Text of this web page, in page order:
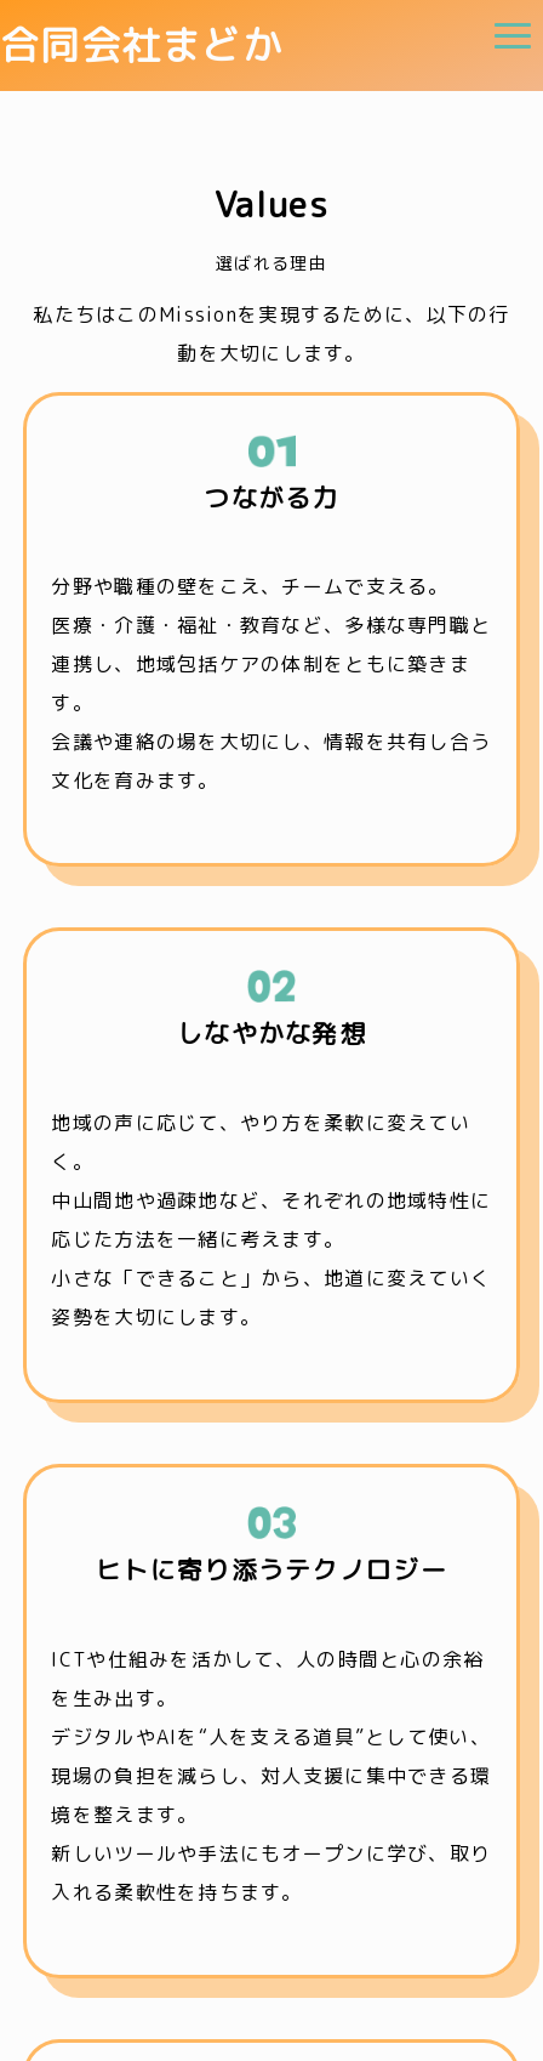
合同会社まどか
Values
選ばれる理由
私たちはこのMissionを実現するために、以下の行
動を大切にします。
つながる力
分野や職種の壁をこえ、チームで支える。
医療・介護・福祉・教育など、多様な専門職と
連携し、地域包括ケアの体制をともに築きま
す。
会議や連絡の場を大切にし、情報を共有し合う
文化を育みます。
しなやかな発想
地域の声に応じて、やり方を柔軟に変えてい
く。
中山間地や過疎地など、それぞれの地域特性に
応じた方法を一緒に考えます。
小さな「できること」から、地道に変えていく
姿勢を大切にします。
ヒトに寄り添うテクノロジー
ICTや仕組みを活かして、人の時間と心の余裕
を生み出す。
デジタルやAIを“人を支える道具”として使い、
現場の負担を減らし、対人支援に集中できる環
境を整えます。
新しいツールや手法にもオープンに学び、取り
入れる柔軟性を持ちます。